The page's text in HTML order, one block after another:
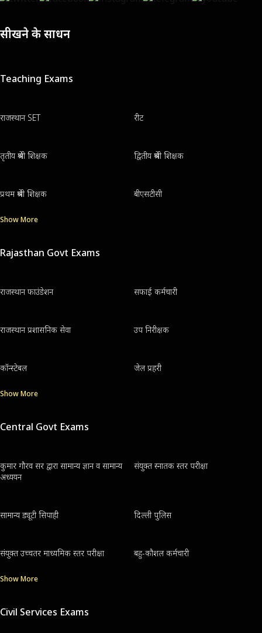
सीखने के साधन
Teaching Exams
राजस्थान SET रीट
तृतीय श्रेणी शिक्षक द्वितीय श्रेणी शिक्षक
प्रथम श्रेणी शिक्षक बीएसटीसी
Show More
Rajasthan Govt Exams
राजस्थान फाउंडेशन सफाई कर्मचारी
राजस्थान प्रशासनिक सेवा उप निरीक्षक
कॉन्स्टेबल जेल प्रहरी
Show More
Central Govt Exams
कुमार गौरव सर द्वारा सामान्य ज्ञान व सामान्य
अध्ययन
संयुक्त स्नातक स्तर परीक्षा
सामान्य ड्यूटी सिपाही दिल्ली पुलिस
संयुक्त उच्चतर माध्यमिक स्तर परीक्षा बहु-कौशल कर्मचारी
Show More
Civil Services Exams